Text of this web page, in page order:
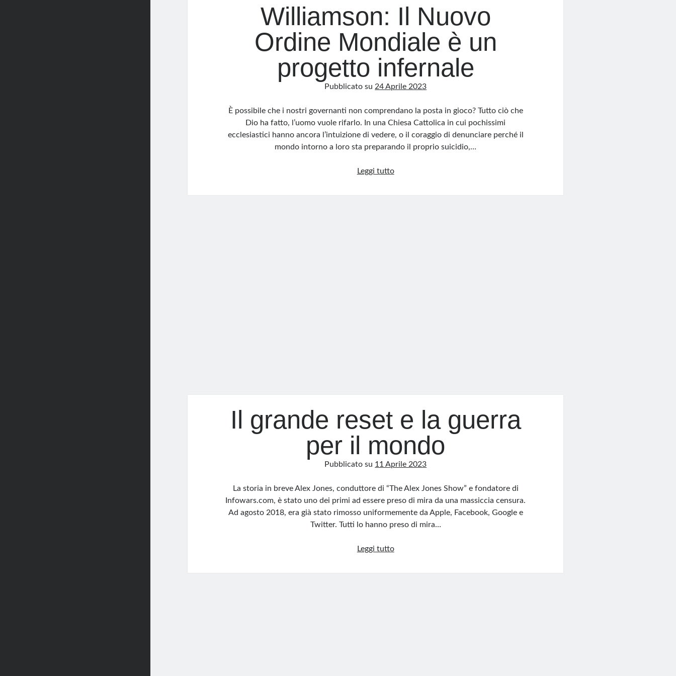
Williamson: Il Nuovo
Ordine Mondiale è un
progetto infernale
Pubblicato su 24 Aprile 2023
È possibile che i nostri governanti non comprendano la posta in gioco? Tutto ciò che
Dio ha fatto, l’uomo vuole rifarlo. In una Chiesa Cattolica in cui pochissimi
ecclesiastici hanno ancora l’intuizione di vedere, o il coraggio di denunciare perché il
mondo intorno a loro sta preparando il proprio suicidio,…
Leggi tuttoWilliamson:
Il grande reset e la guerra
per il mondo
Pubblicato su 11 Aprile 2023
La storia in breve Alex Jones, conduttore di “The Alex Jones Show” e fondatore di
Infowars.com, è stato uno dei primi ad essere preso di mira da una massiccia censura.
Ad agosto 2018, era già stato rimosso uniformemente da Apple, Facebook, Google e
Twitter. Tutti lo hanno preso di mira…
Leggi tuttoIl